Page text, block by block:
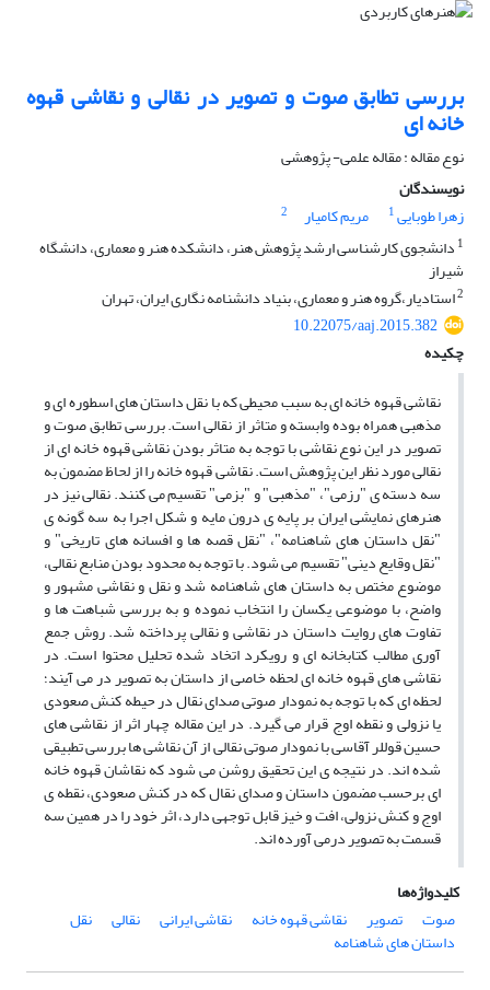
بررسی تطابق صوت و تصویر در نقالی و نقاشی قهوه
خانه ای
نوع مقاله : مقاله علمی- پژوهشی
نویسندگان
زهرا طوبایی1 مریم کامیار
2
1 دانشجوی کارشناسی ارشد پژوهش هنر، دانشکده هنر و معماری، دانشگاه
شیراز
2استادیار،گروه هنر و معماری، بنیاد دانشنامه نگاری ایران، تهران
10.22075/aaj.2015.382
چکیده
نقاشی قهوه خانه ای به سبب محیطی که با نقل داستان های اسطوره ای و
مذهبی همراه بوده وابسته و متاثر از نقالی است. بررسی تطابق صوت و
تصویر در این نوع نقاشی با توجه به متاثر بودن نقاشی قهوه خانه ای از
نقالی مورد نظر این پژوهش است. نقاشی قهوه خانه را از لحاظ مضمون به
سه دسته ی "رزمی"، "مذهبی" و "بزمی" تقسیم می کنند. نقالی نیز در
هنرهای نمایشی ایران بر پایه ی درون مایه و شکل اجرا به سه گونه ی
"نقل داستان های شاهنامه"، "نقل قصه ها و افسانه های تاریخی" و
"نقل وقایع دینی" تقسیم می شود. با توجه به محدود بودن منابع نقالی،
موضوع مختص به داستان های شاهنامه شد و نقل و نقاشی مشهور و
واضح، با موضوعی یکسان را انتخاب نموده و به بررسی شباهت ها و
تفاوت های روایت داستان در نقاشی و نقالی پرداخته شد. روش جمع
آوری مطالب کتابخانه ای و رویکرد اتخاد شده تحلیل محتوا است. در
نقاشی های قهوه خانه ای لحظه خاصی از داستان به تصویر در می آیند؛
لحظه ای که با توجه به نمودار صوتی صدای نقال در حیطه کنش صعودی
یا نزولی و نقطه اوج قرار می گیرد. در این مقاله چهار اثر از نقاشی های
حسین قوللر آقاسی با نمودار صوتی نقالی از آن نقاشی ها بررسی تطبیقی
شده اند. در نتیجه ی این تحقیق روشن می شود که نقاشان قهوه خانه
ای برحسب مضمون داستان و صدای نقال که در کنش صعودی، نقطه ی
اوج و کنش نزولی، افت و خیز قابل توجهی دارد، اثر خود را در همین سه
قسمت به تصویر درمی آورده اند.
کلیدواژه‌ها
صوت
تصویر نقاشی قهوه خانه نقاشی ایرانی نقالی نقل
داستان های شاهنامه